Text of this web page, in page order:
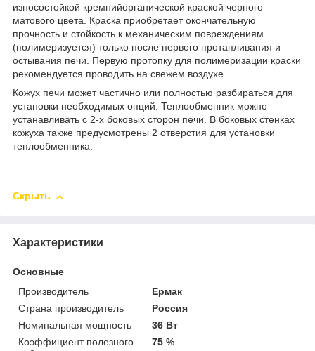
износостойкой кремнийорганической краской черного
матового цвета. Краска приобретает окончательную
прочность и стойкость к механическим повреждениям
(полимеризуется) только после первого протапливания и
остывания печи. Первую протопку для полимеризации краски
рекомендуется проводить на свежем воздухе.
Кожух печи может частично или полностью разбираться для
установки необходимых опций. Теплообменник можно
устанавливать с 2-х боковых сторон печи. В боковых стенках
кожуха также предусмотрены 2 отверстия для установки
теплообменника.
Скрыть
Характеристики
Основные
Производитель
Ермак
Страна производитель
Россия
Номинальная мощность
36 Вт
Коэффициент полезного
75 %